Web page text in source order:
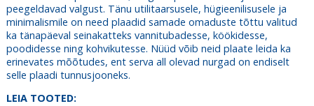
peegeldavad valgust. Tänu utilitaarsusele, hügieenilisusele ja
minimalismile on need plaadid samade omaduste tõttu valitud
ka tänapäeval seinakatteks vannitubadesse, köökidesse,
poodidesse ning kohvikutesse. Nüüd võib neid plaate leida ka
erinevates mõõtudes, ent serva all olevad nurgad on endiselt
selle plaadi tunnusjooneks.
LEIA TOOTED: